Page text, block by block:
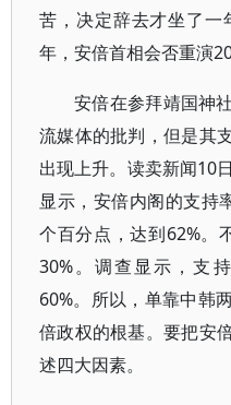
苦，决定辞去才坐了一
年，安倍首相会否重演
安倍在参拜靖国神
流媒体的批判，但是其
出现上升。读卖新闻10
显示，安倍内阁的支持
个百分点，达到62%。
30%。调查显示，支
60%。所以，单靠中韩
倍政权的根基。要把安
述四大因素。